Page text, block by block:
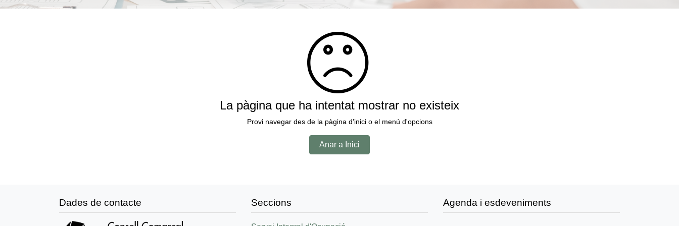
La pàgina que ha intentat mostrar no existeix
Provi navegar des de la pàgina d'inici o el menú d'opcions
Anar a Inici
Dades de contacte Seccions Agenda i esdeveniments